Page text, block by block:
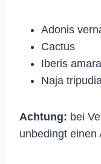
Adonis
Cactus
Iberis amara
Naja
Achtung: bei
unbedingt einen